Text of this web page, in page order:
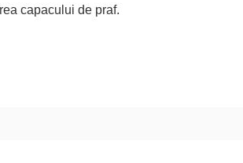
capacului de praf.